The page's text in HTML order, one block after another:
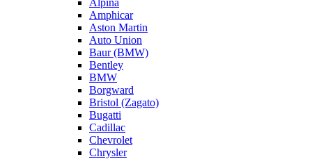
Alpina
Amphicar
Aston Martin
Auto Union
Baur (BMW)
Bentley
BMW
Borgward
Bristol (Zagato)
Bugatti
Cadillac
Chevrolet
Chrysler